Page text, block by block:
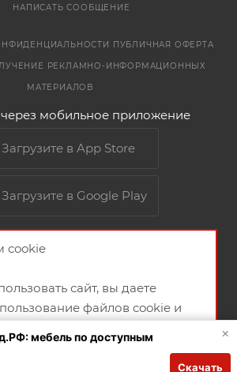
НАПИСАТЬ СООБЩЕНИЕ
ПУБЛИЧНАЯ ОФЕРТА
РЕКЛАМНО-ИНФОРМАЦИОННЫХ
МАТЕРИАЛОВ
мобильное приложение
Загрузите в App Store
Загрузите в Google Play
cookie
сайт, вы даете
файлов cookie и
×
мебель по доступным
Скачать